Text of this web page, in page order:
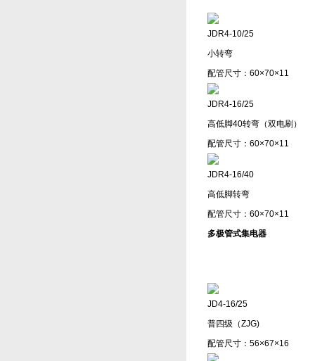
JDR4-10/25
小转弯
配管尺寸：60×70×11
JDR4-16/25
高低脚40转弯（双电刷）
配管尺寸：60×70×11
JDR4-16/40
高低脚转弯
配管尺寸：60×70×11
多极管式集电器
JD4-16/25
普四级（ZJG)
配管尺寸：56×67×16